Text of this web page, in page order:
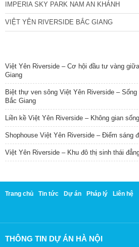
IMPERIA SKY PARK NAM AN KHÁNH
VIỆT YÊN RIVERSIDE BẮC GIANG
Việt Yên Riverside – Cơ hội đầu tư vàng
Giang
Biệt thự ven sông Việt Yên Riverside –
Bắc Giang
Liền kề Việt Yên Riverside – Không gian
Shophouse Việt Yên Riverside – Điểm sáng
Việt Yên Riverside – Khu đô thị sinh thái
Trang chủ Tin tức Dự án Pháp lý Liên hệ
THÔNG TIN DỰ ÁN HÀ NỘI